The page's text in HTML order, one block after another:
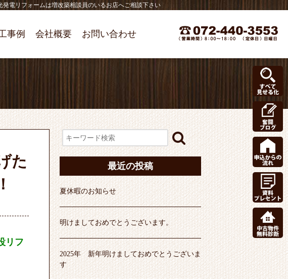
電リフォームは増改築相談員のいるお店へご相談下さい
事例 会社概要 お問い合わせ
た
リフ
最近の投稿
夏休暇のお知らせ
明けましておめでとうございます。
2025年 新年明けましておめでとうございま
す